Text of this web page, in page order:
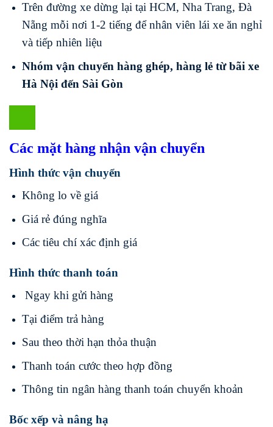
Trên đường xe dừng lại tại HCM, Nha Trang, Đà
Nẵng mỗi nơi 1-2 tiếng để nhân viên lái xe ăn nghỉ
và tiếp nhiên liệu
Nhóm vận chuyển hàng ghép, hàng lẻ từ bãi xe
Hà Nội đến Sài Gòn
Các mặt hàng nhận vận chuyển
Hình thức vận chuyển
Không lo về giá
Giá rẻ đúng nghĩa
Các tiêu chí xác định giá
Hình thức thanh toán
Ngay khi gửi hàng
Tại điểm trả hàng
Sau theo thời hạn thỏa thuận
Thanh toán cước theo hợp đồng
Thông tin ngân hàng thanh toán chuyển khoản
Bốc xếp và nâng hạ